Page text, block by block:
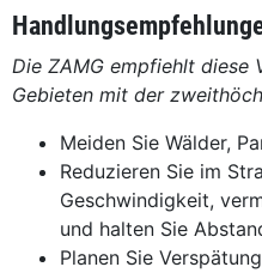
Die ZAMG empfiehlt diese
Gebieten mit der
Meiden Sie Wälder,
Reduzieren Sie im
Geschwindigkeit,
und halten Sie
Planen Sie